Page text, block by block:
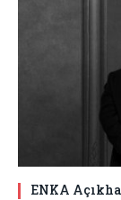
ENKA